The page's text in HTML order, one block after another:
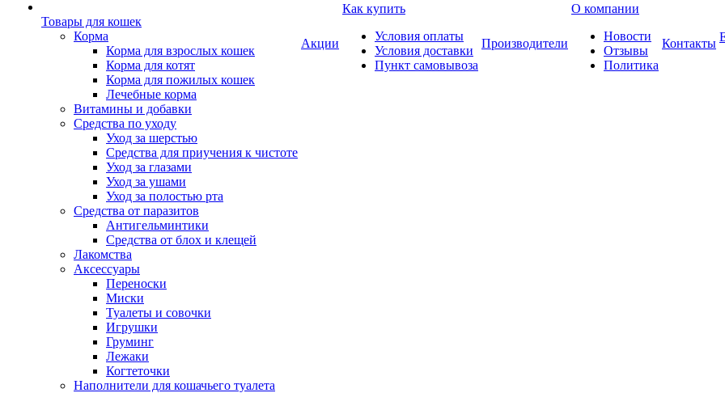
Товары для кошек
Корма
Корма для взрослых кошек
Корма для котят
Корма для пожилых кошек
Лечебные корма
Витамины и добавки
Средства по уходу
Уход за шерстью
Средства для приучения к чистоте
Уход за глазами
Уход за ушами
Уход за полостью рта
Средства от паразитов
Антигельминтики
Средства от блох и клещей
Лакомства
Аксессуары
Переноски
Миски
Туалеты и совочки
Игрушки
Груминг
Лежаки
Когтеточки
Наполнители для кошачьего туалета
Акции
Как купить
Условия оплаты
Условия доставки
Пункт самовывоза
Производители
О компании
Новости
Отзывы
Политика
Контакты